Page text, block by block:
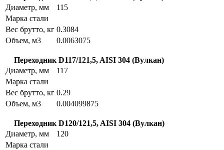
Диаметр, мм
115
Марка стали
Вес брутто, кг 0.3084
Объем, м3
0.0063075
Переходник D117/121,5, AISI 304 (Вулкан)
Диаметр, мм
117
Марка стали
Вес брутто, кг 0.29
Объем, м3
0.004099875
Переходник D120/121,5, AISI 304 (Вулкан)
Диаметр, мм
120
Марка стали